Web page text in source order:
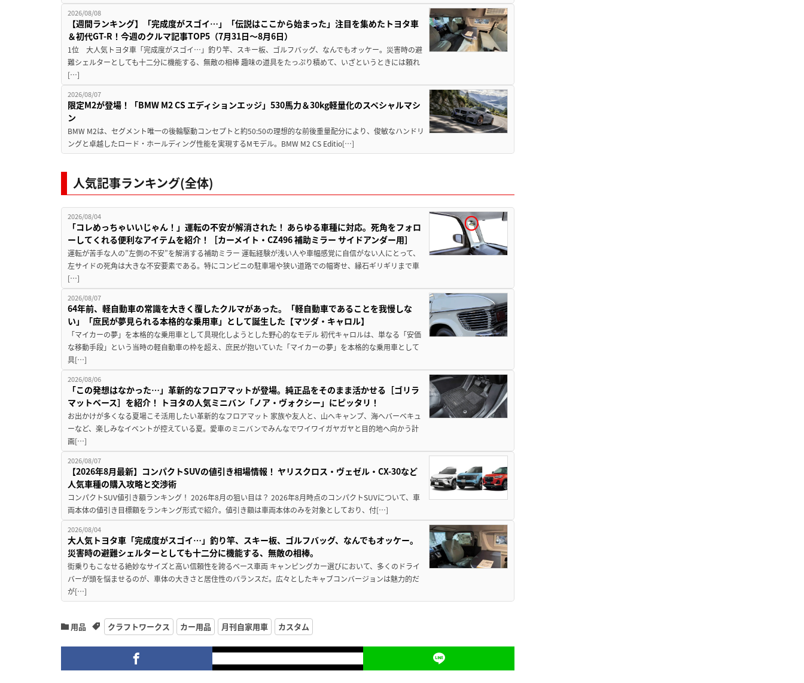
2026/08/08
【週間ランキング】「完成度がスゴイ…」「伝説はここから始まった」注目を集めたトヨタ車
＆初代GT-R！今週のクルマ記事TOP5（7月31日〜8月6日）
1位 大人気トヨタ車「完成度がスゴイ…」釣り竿、スキー板、ゴルフバッグ、なんでもオッケー。災害時の避
難シェルターとしても十二分に機能する、無敵の相棒 趣味の道具をたっぷり積めて、いざというときには頼れ
[…]
2026/08/07
限定M2が登場！「BMW M2 CS エディションエッジ」530馬力＆30kg軽量化のスペシャルマシ
ン
BMW M2は、セグメント唯一の後輪駆動コンセプトと約50:50の理想的な前後重量配分により、俊敏なハンドリ
ングと卓越したロード・ホールディング性能を実現するMモデル。BMW M2 CS Editio[…]
人気記事ランキング(全体)
2026/08/04
「コレめっちゃいいじゃん！」運転の不安が解消された！ あらゆる車種に対応。死角をフォロ
ーしてくれる便利なアイテムを紹介！［カーメイト・CZ496 補助ミラー サイドアンダー用］
運転が苦手な人の”左側の不安”を解消する補助ミラー 運転経験が浅い人や車幅感覚に自信がない人にとって、
左サイドの死角は大きな不安要素である。特にコンビニの駐車場や狭い道路での幅寄せ、縁石ギリギリまで車
[…]
2026/08/07
64年前、軽自動車の常識を大きく覆したクルマがあった。「軽自動車であることを我慢しな
い」「庶民が夢見られる本格的な乗用車」として誕生した【マツダ・キャロル】
「マイカーの夢」を本格的な乗用車として具現化しようとした野心的なモデル 初代キャロルは、単なる「安価
な移動手段」という当時の軽自動車の枠を超え、庶民が抱いていた「マイカーの夢」を本格的な乗用車として
具[…]
2026/08/06
「この発想はなかった…」革新的なフロアマットが登場。純正品をそのまま活かせる［ゴリラ
マットベース］を紹介！ トヨタの人気ミニバン「ノア・ヴォクシー」にピッタリ！
お出かけが多くなる夏場こそ活用したい革新的なフロアマット 家族や友人と、山へキャンプ、海へバーベキュ
ーなど、楽しみなイベントが控えている夏。愛車のミニバンでみんなでワイワイガヤガヤと目的地へ向かう計
画[…]
2026/08/07
【2026年8月最新】コンパクトSUVの値引き相場情報！ ヤリスクロス・ヴェゼル・CX-30など
人気車種の購入攻略と交渉術
コンパクトSUV値引き額ランキング！ 2026年8月の狙い目は？ 2026年8月時点のコンパクトSUVについて、車
両本体の値引き目標額をランキング形式で紹介。値引き額は車両本体のみを対象としており、付[…]
2026/08/04
大人気トヨタ車「完成度がスゴイ…」釣り竿、スキー板、ゴルフバッグ、なんでもオッケー。
災害時の避難シェルターとしても十二分に機能する、無敵の相棒。
街乗りもこなせる絶妙なサイズと高い信頼性を誇るベース車両 キャンピングカー選びにおいて、多くのドライ
バーが頭を悩ませるのが、車体の大きさと居住性のバランスだ。広々としたキャブコンバージョンは魅力的だ
が[…]
用品 クラフトワークス カー用品 月刊自家用車 カスタム